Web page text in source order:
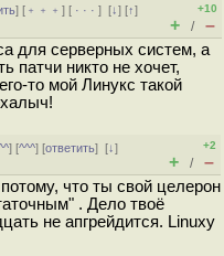
] [ ﹢﹢﹢] [ · · ·][↓] [↑]
+10
+ / –
для серверных систем, а
патчи никто не хочет,
то мой Линукс такой
] [^^^] [ответить][↓]
+2
+ / –
что ты свой целерон
. Дело твоё
не апгрейдится. Linuxу